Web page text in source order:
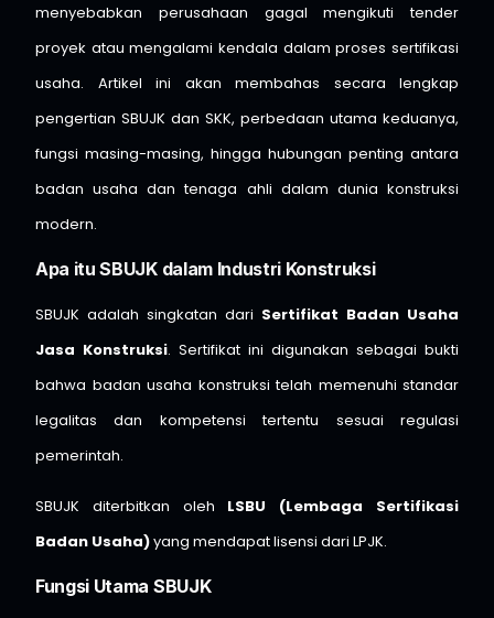
menyebabkan perusahaan gagal mengikuti tender
proyek atau mengalami kendala dalam proses sertifikasi
usaha. Artikel ini akan membahas secara lengkap
pengertian SBUJK dan SKK, perbedaan utama keduanya,
fungsi masing-masing, hingga hubungan penting antara
badan usaha dan tenaga ahli dalam dunia konstruksi
modern.
Apa itu SBUJK dalam Industri Konstruksi
SBUJK adalah singkatan dari Sertifikat Badan Usaha
Jasa Konstruksi. Sertifikat ini digunakan sebagai bukti
bahwa badan usaha konstruksi telah memenuhi standar
legalitas dan kompetensi tertentu sesuai regulasi
pemerintah.
SBUJK diterbitkan oleh LSBU (Lembaga Sertifikasi
Badan Usaha)yang mendapat lisensi dari LPJK.
Fungsi Utama SBUJK